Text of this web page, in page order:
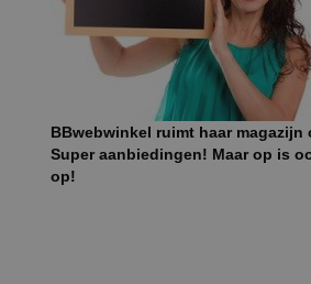
BBwebwinkel ruimt haar magazijn
Super aanbiedingen! Maar op is
op!